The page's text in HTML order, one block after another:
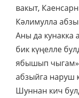
вакыт,
Кәлимулла
Аны да кунакка
бик күңелле
ябышып
абзыйга наруш
Шуннан кич